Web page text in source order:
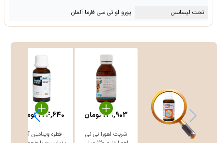
تحت لیسانس یورو او تی سی فارما آلمان
شربت اهورا نی نی
179,903تومان
قطره ویتامین آ+د
224,640تومان